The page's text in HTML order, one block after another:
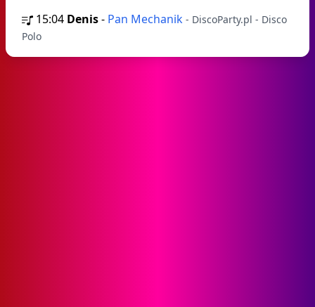
15:04 Denis- Pan Mechanik - DiscoParty.pl - Disco
Polo